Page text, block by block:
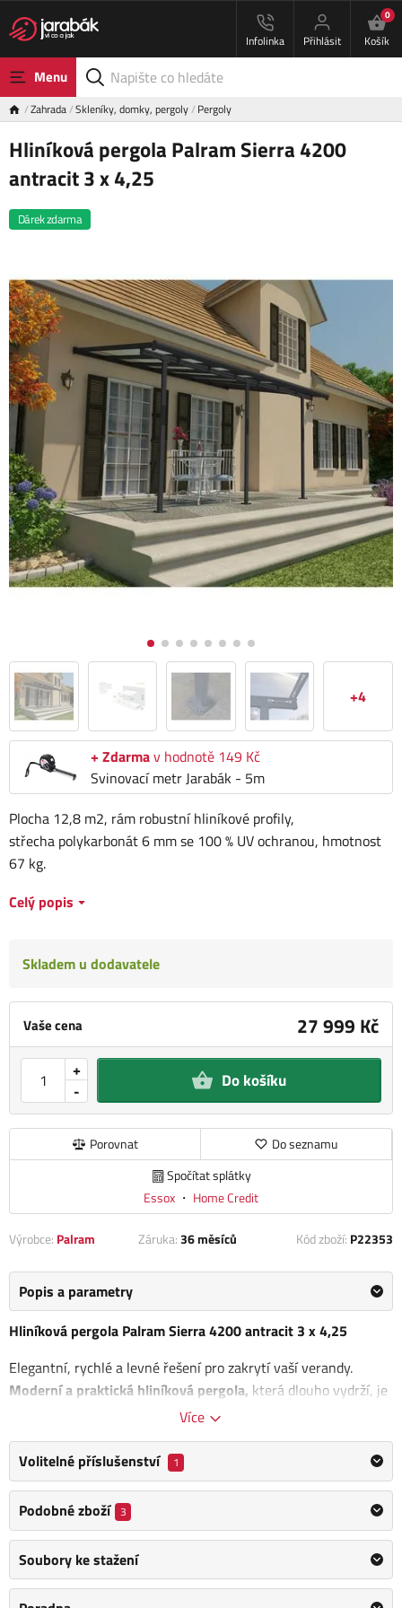
Infolinka Přihlásit
0
Košík
Menu
Zahrada Skleníky, domky, pergoly Pergoly
Hliníková pergola Palram Sierra 4200
antracit 3 x 4,25
Dárek zdarma
+4
+ Zdarmav hodnotě 149 Kč
Svinovací metr Jarabák - 5m
Vaše cena 27 999 Kč
-
+ Do košíku
Porovnat
Do seznamu
Spočítat splátky
Essox ・ Home Credit
Plocha 12,8 m2, rám robustní hliníkové profily,
střecha polykarbonát 6 mm se 100 % UV ochranou, hmotnost
67 kg.
Celý popis
Skladem u dodavatele
Výrobce: Palram Záruka:36 měsíců Kód zboží: P22353
Popis a parametry
Hliníková pergola Palram Sierra 4200 antracit 3 x 4,25
Elegantní, rychlé a levné řešení pro zakrytí vaší verandy.
Moderní a praktická hliníková pergola, která dlouho vydrží, je
za skvělou cenu, výborně vypadá a postavíte ji ve dvou lidech
V podstatě nezničitelná konstrukce z hliníkových profilů a
silného sendvičového polykarbonátu se 100% UV ochranou.
Střešní panely odolné vůči vysokému zatížení sněhem i
kroupami mají propustnost světla 80%. Pergola tak vytváří
příjemný stín, ale zůstává bohatě prosvětlena.
Unikátní systém nasunutí střešních panelů
Více
Volitelné příslušenství 1
Podobné zboží 3
Soubory ke stažení